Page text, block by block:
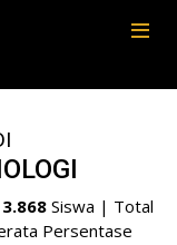
3.868 Siswa | Total
Persentase